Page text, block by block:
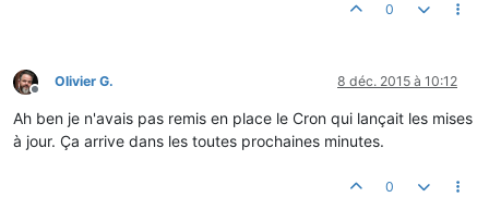
0
Hors-ligne
Olivier G. 8 déc. 2015 à 10:12
Ah ben je n'avais pas remis en place le Cron qui lançait les mises
à jour. Ça arrive dans les toutes prochaines minutes.
0